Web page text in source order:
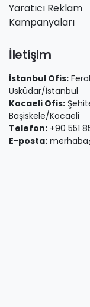
Yaratıcı Reklam
Kampanyaları
İletişim
İstanbul Ofis:
Üsküdar/İstanbul
Kocaeli Ofis:
Başiskele/Kocaeli
Telefon: +90 551
E-posta: